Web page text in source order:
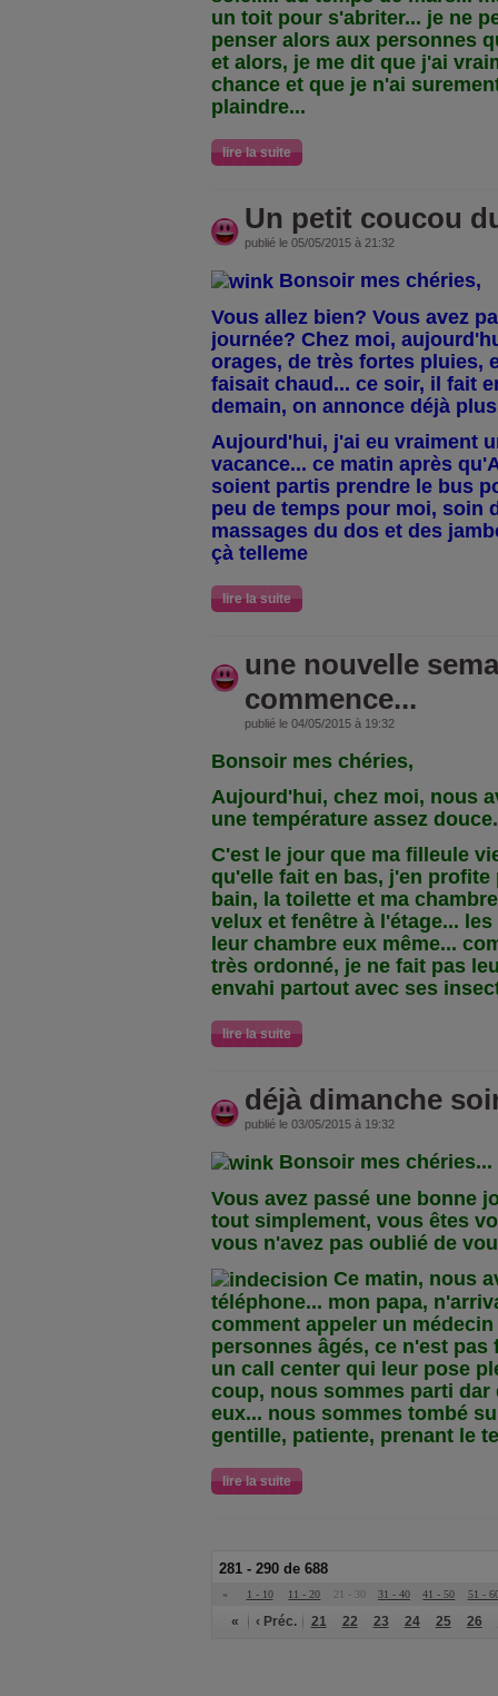
un toit pour s'abriter... je ne
penser alors aux personnes
et alors, je me dit que j'ai
chance et que je n'ai
plaindre...
lire la suite
Un petit coucou
publié le 05/05/2015 à 21:32
Bonsoir mes chéries,
Vous allez bien? Vous avez
journée? Chez moi,
orages, de très fortes pluies,
faisait chaud... ce soir, il fait
demain, on annonce déjà
Aujourd'hui, j'ai eu vraiment
vacance... ce matin après
soient partis prendre le bus
peu de temps pour moi, soin
massages du dos et des
çà telleme
lire la suite
une nouvelle
commence...
publié le 04/05/2015 à 19:32
Bonsoir mes chéries,
Aujourd'hui, chez moi, nous
une température assez
C'est le jour que ma filleule
qu'elle fait en bas, j'en profite
bain, la toilette et ma
velux et fenêtre à l'étage...
leur chambre eux même...
très ordonné, je ne fait pas
envahi partout avec ses
lire la suite
déjà dimanche
publié le 03/05/2015 à 19:32
Bonsoir mes chéries...
Vous avez passé une bonne
tout simplement, vous êtes
vous n'avez pas oublié de
Ce matin, nous
téléphone... mon papa,
comment appeler un
personnes âgés, ce n'est
un call center qui leur pose
coup, nous sommes parti dar
eux... nous sommes tombé
gentille, patiente, prenant le
lire la suite
281 - 290 de 688
« 1 - 10 11 - 20 21 - 30 31 - 40 41 - 50 51 -
« ‹ Préc. 21 22 23 24 25 26